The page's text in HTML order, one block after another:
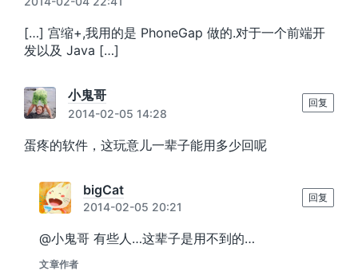
[…] 宫缩+,我用的是 PhoneGap 做的.对于一个前端开
发以及 Java […]
小鬼哥
2014-02-05 14:28
蛋疼的软件，这玩意儿一辈子能用多少回呢
回复
bigCat
2014-02-05 20:21
@小鬼哥 有些人…这辈子是用不到的…
文章作者
回复